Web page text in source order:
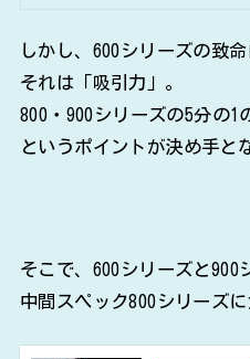
しかし、600シリーズの致命
それは「吸引力」。
800・900シリーズの5分の1
というポイントが決め手と
そこで、600シリーズと900
中間スペック800シリーズ